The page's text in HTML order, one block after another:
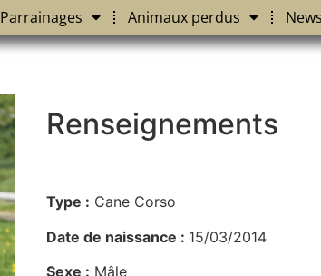
Parrainages Animaux perdus News
Renseignements
Type : Cane Corso
Date de naissance : 15/03/2014
Sexe : Mâle